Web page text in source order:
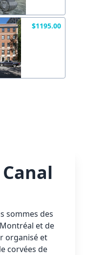
$1195.00
sommes des
et de
organisé et
corvées de